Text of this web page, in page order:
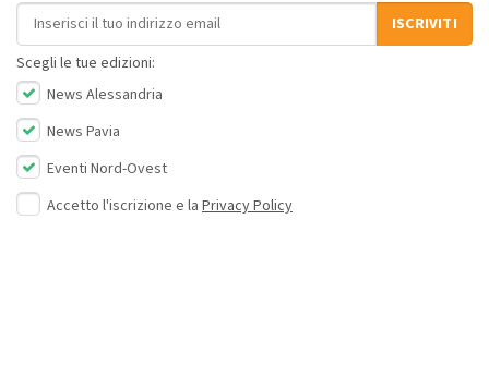
Indirizzo email
ISCRIVITI
Scegli le tue edizioni:
News Alessandria
News Pavia
Eventi Nord-Ovest
Accetto l'iscrizione e la Privacy Policy